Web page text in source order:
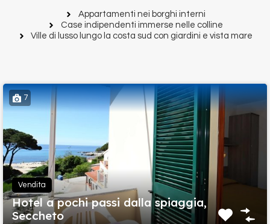
Appartamenti nei borghi interni
Case indipendenti immerse nelle colline
Ville di lusso lungo la costa sud con giardini e vista mare
7
Vendita
Hotel a pochi passi dalla spiaggia,
Seccheto